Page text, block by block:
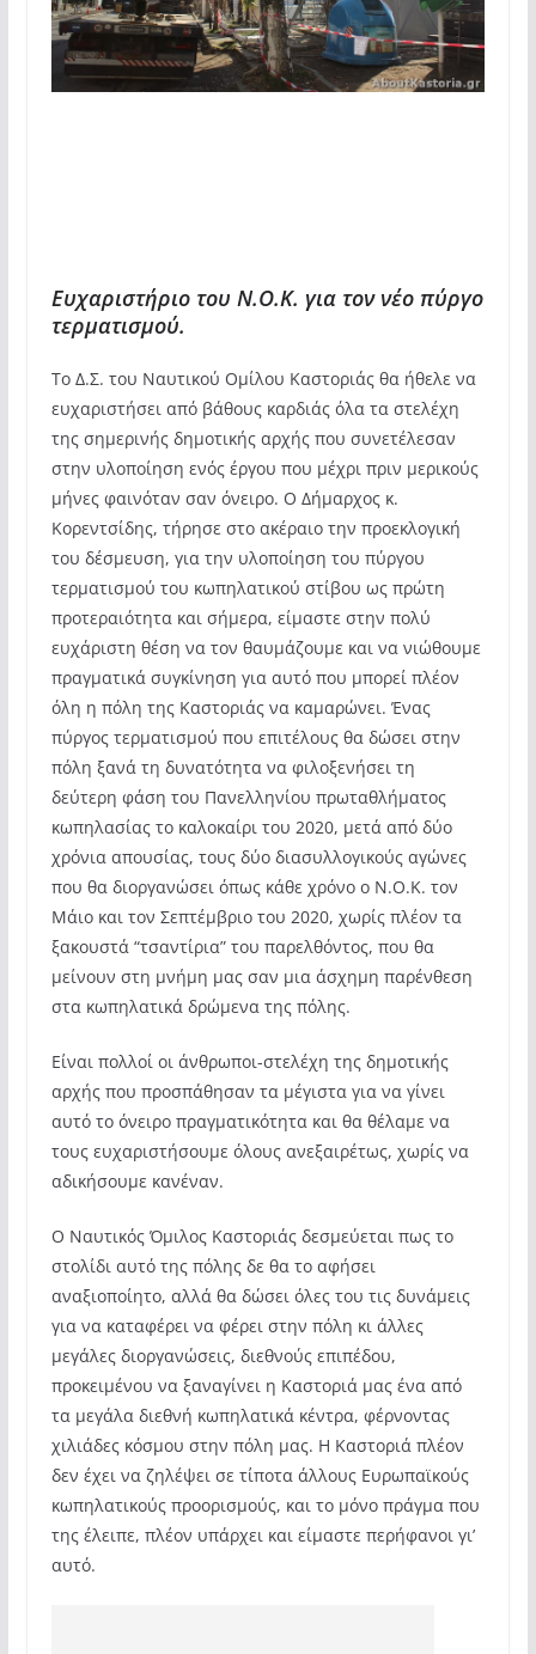
Ευχαριστήριο του Ν.Ο.Κ. για τον νέο πύργο
τερματισμού.
Το Δ.Σ. του Ναυτικού Ομίλου Καστοριάς θα ήθελε να
ευχαριστήσει από βάθους καρδιάς όλα τα στελέχη
της σημερινής δημοτικής αρχής που συνετέλεσαν
στην υλοποίηση ενός έργου που μέχρι πριν μερικούς
μήνες φαινόταν σαν όνειρο. Ο Δήμαρχος κ.
Κορεντσίδης, τήρησε στο ακέραιο την προεκλογική
του δέσμευση, για την υλοποίηση του πύργου
τερματισμού του κωπηλατικού στίβου ως πρώτη
προτεραιότητα και σήμερα, είμαστε στην πολύ
ευχάριστη θέση να τον θαυμάζουμε και να νιώθουμε
πραγματικά συγκίνηση για αυτό που μπορεί πλέον
όλη η πόλη της Καστοριάς να καμαρώνει. Ένας
πύργος τερματισμού που επιτέλους θα δώσει στην
πόλη ξανά τη δυνατότητα να φιλοξενήσει τη
δεύτερη φάση του Πανελληνίου πρωταθλήματος
κωπηλασίας το καλοκαίρι του 2020, μετά από δύο
χρόνια απουσίας, τους δύο διασυλλογικούς αγώνες
που θα διοργανώσει όπως κάθε χρόνο ο Ν.Ο.Κ. τον
Μάιο και τον Σεπτέμβριο του 2020, χωρίς πλέον τα
ξακουστά “τσαντίρια” του παρελθόντος, που θα
μείνουν στη μνήμη μας σαν μια άσχημη παρένθεση
στα κωπηλατικά δρώμενα της πόλης.
Είναι πολλοί οι άνθρωποι-στελέχη της δημοτικής
αρχής που προσπάθησαν τα μέγιστα για να γίνει
αυτό το όνειρο πραγματικότητα και θα θέλαμε να
τους ευχαριστήσουμε όλους ανεξαιρέτως, χωρίς να
αδικήσουμε κανέναν.
Ο Ναυτικός Όμιλος Καστοριάς δεσμεύεται πως το
στολίδι αυτό της πόλης δε θα το αφήσει
αναξιοποίητο, αλλά θα δώσει όλες του τις δυνάμεις
για να καταφέρει να φέρει στην πόλη κι άλλες
μεγάλες διοργανώσεις, διεθνούς επιπέδου,
προκειμένου να ξαναγίνει η Καστοριά μας ένα από
τα μεγάλα διεθνή κωπηλατικά κέντρα, φέρνοντας
χιλιάδες κόσμου στην πόλη μας. Η Καστοριά πλέον
δεν έχει να ζηλέψει σε τίποτα άλλους Ευρωπαϊκούς
κωπηλατικούς προορισμούς, και το μόνο πράγμα που
της έλειπε, πλέον υπάρχει και είμαστε περήφανοι γι’
αυτό.